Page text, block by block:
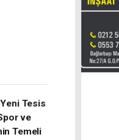
Tesis
ve
Temeli